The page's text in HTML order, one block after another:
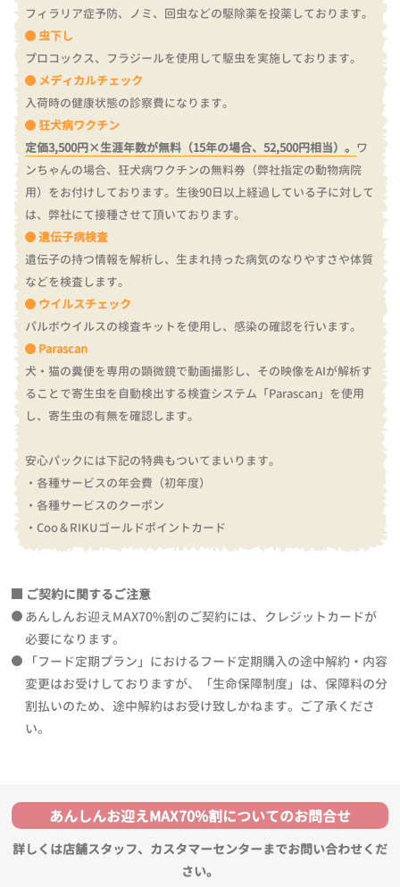
フィラリア症予防、ノミ、回虫などの駆除薬を投薬しております。
虫下し
プロコックス、フラジールを使用して駆虫を実施しております。
メディカルチェック
入荷時の健康状態の診察費になります。
狂犬病ワクチン
定価3,500円×生涯年数が無料（15年の場合、52,500円相当）。 ワ
ンちゃんの場合、狂犬病ワクチンの無料券（弊社指定の動物病院
用）をお付けしております。 生後90日以上経過している子に対して
は、弊社にて接種させて頂いております。
遺伝子病検査
遺伝子の持つ情報を解析し、生まれ持った病気のなりやすさや体質
などを検査します。
ウイルスチェック
パルボウイルスの検査キットを使用し、感染の確認を行います。
Parascan
犬・猫の糞便を専用の顕微鏡で動画撮影し、その映像をAIが解析す
ることで寄生虫を自動検出する検査システム「Parascan」を使用
し、寄生虫の有無を確認します。
安心パックには下記の特典もついてまいります。
・各種サービスの年会費（初年度）
・各種サービスのクーポン
・Coo＆RIKUゴールドポイントカード
ご契約に関するご注意
あんしんお迎えMAX70%割のご契約には、クレジットカードが
必要になります。
「フード定期プラン」におけるフード定期購入の途中解約・内容
変更はお受けしておりますが、「生命保障制度」は、保障料の分
割払いのため、途中解約はお受け致しかねます。ご了承くださ
い。
あんしんお迎えMAX70%割についてのお問合せ
詳しくは店舗スタッフ、カスタマーセンターまでお問い合わせくだ
さい。